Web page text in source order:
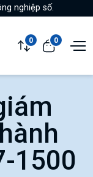
nghiệp số.
0 0
1500